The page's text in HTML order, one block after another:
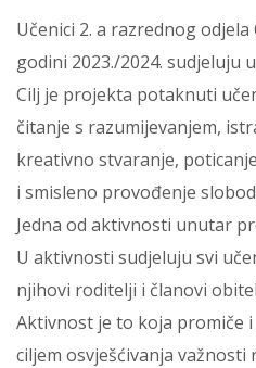
Učenici 2. a razrednog
godini 2023./2024. sudjeluju
Cilj je projekta potaknuti
čitanje s razumijevanjem,
kreativno stvaranje,
i smisleno provođenje
Jedna od aktivnosti unutar
U aktivnosti sudjeluju svi
njihovi roditelji i članovi
Aktivnost je to koja promiče
ciljem osvješćivanja važnosti